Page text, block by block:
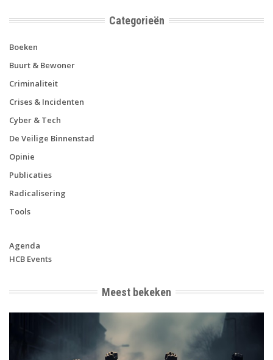
Categorieën
Boeken
Buurt & Bewoner
Criminaliteit
Crises & Incidenten
Cyber & Tech
De Veilige Binnenstad
Opinie
Publicaties
Radicalisering
Tools
Agenda
HCB Events
Meest bekeken